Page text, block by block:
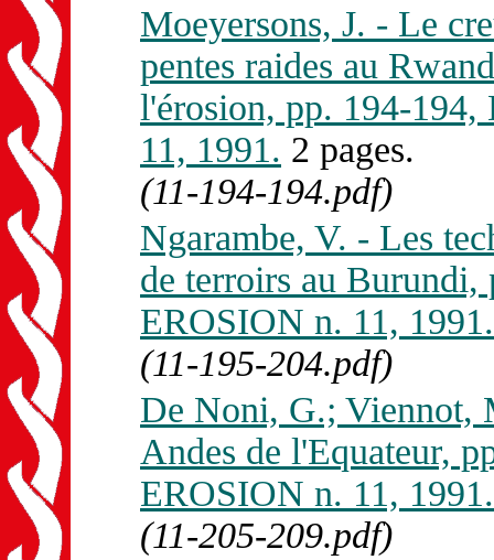
Moeyersons, J. - Le
pentes raides au
l'érosion, pp. 194-
11, 1991. 2 pages.
(11-194-194.pdf)
Ngarambe, V. - Les
de terroirs au
EROSION n. 11, 1991.
(11-195-204.pdf)
De Noni, G.; Viennot,
Andes de l'Equateur,
EROSION n. 11, 1991.
(11-205-209.pdf)